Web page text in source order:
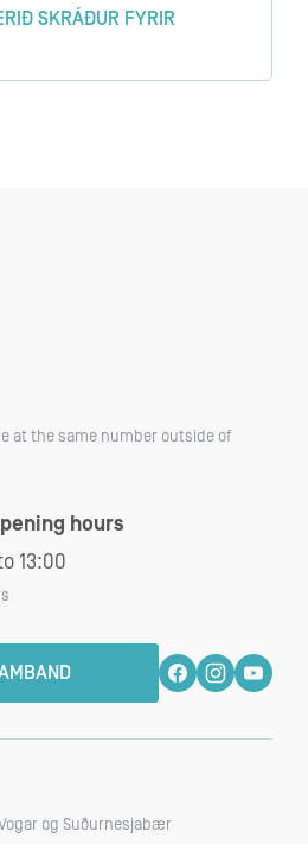
SKRÁÐUR FYRIR
at the same number outside of
hours
13:00
og Suðurnesjabær